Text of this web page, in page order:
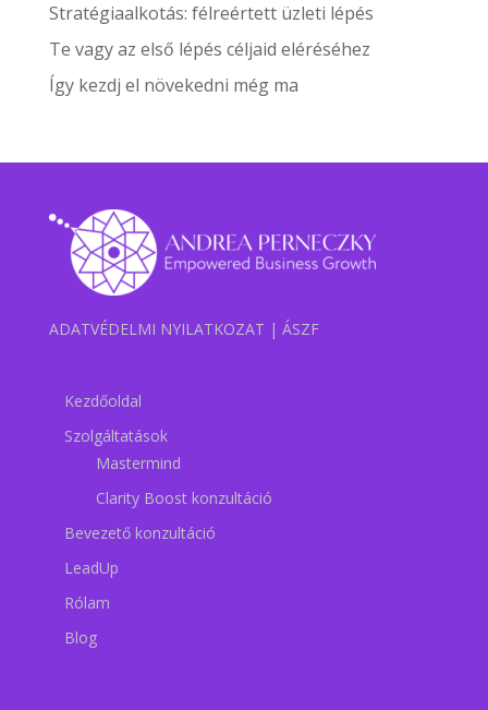
Stratégiaalkotás: félreértett üzleti lépés
Te vagy az első lépés céljaid eléréséhez
Így kezdj el növekedni még ma
ADATVÉDELMI NYILATKOZAT | ÁSZF
Kezdőoldal
Szolgáltatások
Mastermind
Clarity Boost konzultáció
Bevezető konzultáció
LeadUp
Rólam
Blog